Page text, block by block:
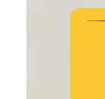
Cochlear több